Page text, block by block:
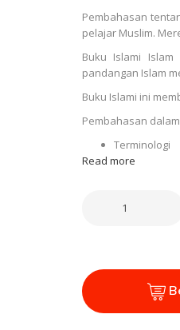
Pembahasan
pelajar Muslim.
Buku Islami
pandangan Islam
Buku Islami ini
Pembahasan
Terminologi
Read more